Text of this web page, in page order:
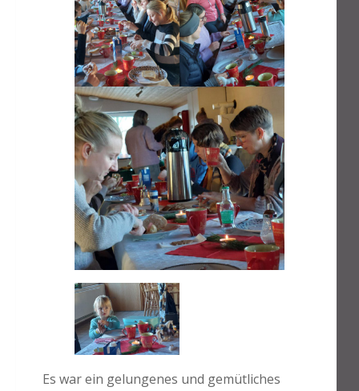
Es war ein gelungenes und gemütliches